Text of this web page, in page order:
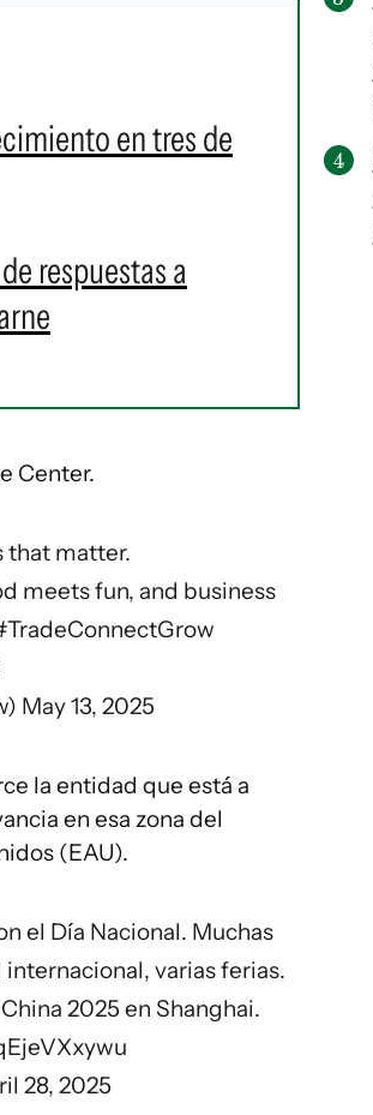
en tres de
respuestas a
Center.
that matter.
meets fun, and business
May 13, 2025
la entidad que está a
en esa zona del
(EAU).
el Día Nacional. Muchas
varias ferias.
2025 en Shanghai.
28, 2025